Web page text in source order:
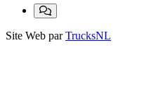
Site Web par TrucksNL